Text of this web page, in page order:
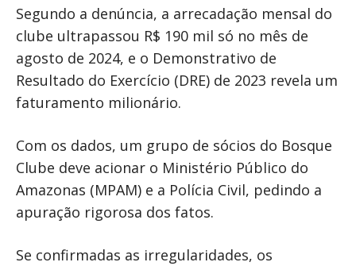
Segundo a denúncia, a arrecadação mensal do
clube ultrapassou R$ 190 mil só no mês de
agosto de 2024, e o Demonstrativo de
Resultado do Exercício (DRE) de 2023 revela um
faturamento milionário.
Com os dados, um grupo de sócios do Bosque
Clube deve acionar o Ministério Público do
Amazonas (MPAM) e a Polícia Civil, pedindo a
apuração rigorosa dos fatos.
Se confirmadas as irregularidades, os